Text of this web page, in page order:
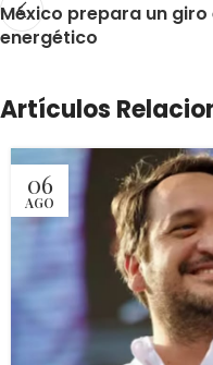
México prepara un
energético
Artículos
06
AGO